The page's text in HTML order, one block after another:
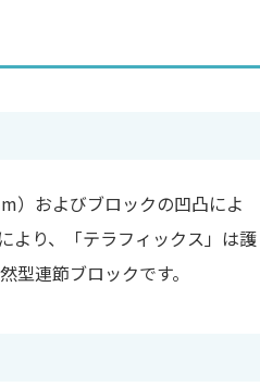
）およびブロックの凹凸によ
より、「テラフィックス」は護
連節ブロックです。